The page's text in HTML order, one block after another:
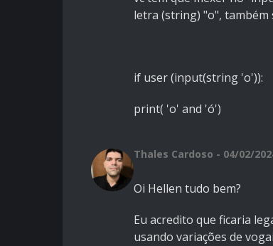
letra (string) "o", também
if user (input(string 'o')):
print( 'o' and 'ó')
Thales Cardoso - 04/02/
Oi Hellen tudo bem?
Eu acredito que ficaria
usando variações de